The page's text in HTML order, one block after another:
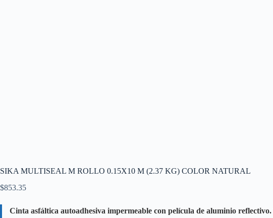
SIKA MULTISEAL M ROLLO 0.15X10 M (2.37 KG) COLOR NATURAL
$853.35
Cinta asfáltica autoadhesiva impermeable con película de aluminio reflectivo.